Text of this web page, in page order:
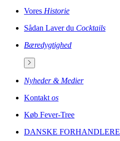
Vores Historie
Sådan Laver du Cocktails
Bæredygtighed
Nyheder & Medier
Kontakt os
Køb Fever-Tree
DANSKE FORHANDLERE